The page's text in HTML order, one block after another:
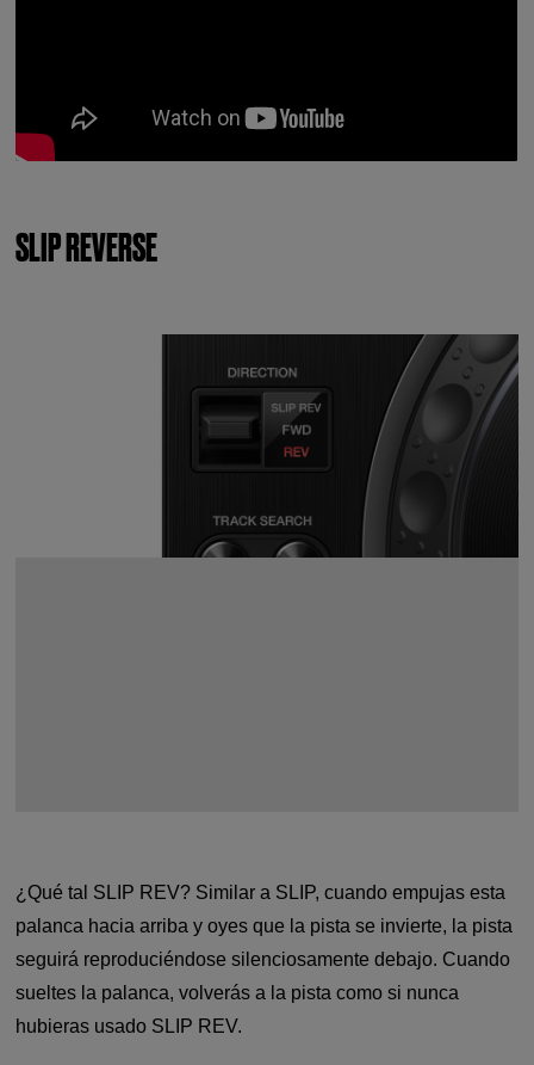
SLIP REVERSE
¿Qué tal SLIP REV? Similar a SLIP, cuando empujas esta
palanca hacia arriba y oyes que la pista se invierte, la pista
seguirá reproduciéndose silenciosamente debajo. Cuando
sueltes la palanca, volverás a la pista como si nunca
hubieras usado SLIP REV.